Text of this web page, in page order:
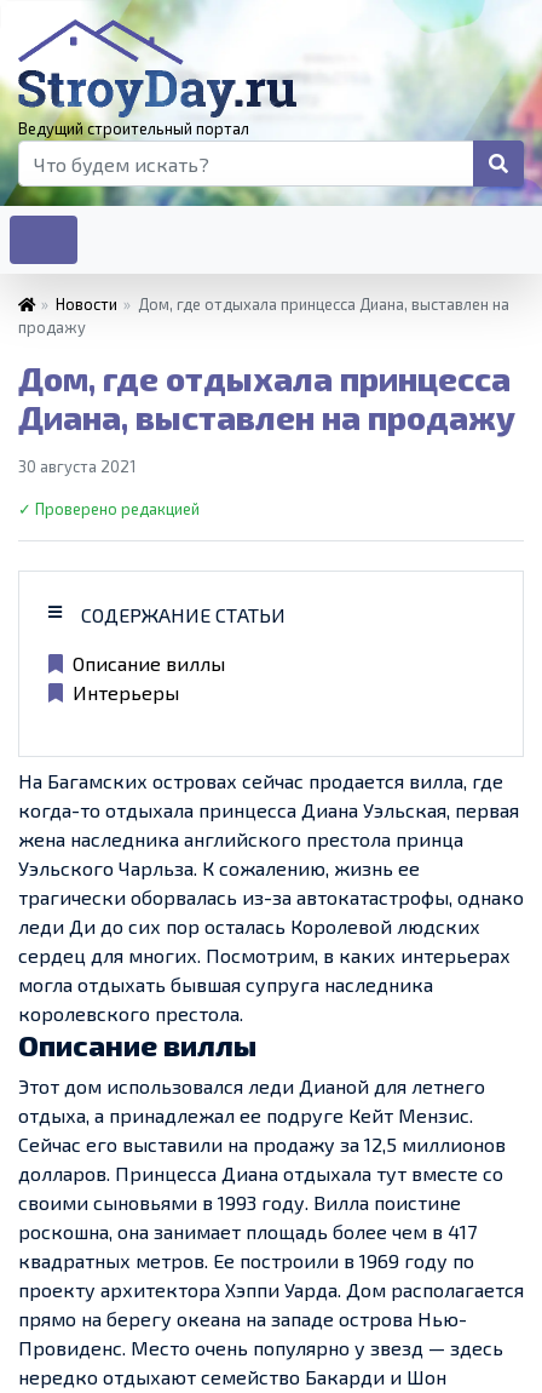
Ведущий строительный портал
» Новости » Дом, где отдыхала принцесса Диана, выставлен на
продажу
Дом, где отдыхала принцесса
Диана, выставлен на продажу
30 августа 2021
✓ Проверено редакцией
СОДЕРЖАНИЕ СТАТЬИ
Описание виллы
Интерьеры
На Багамских островах сейчас продается вилла, где
когда-то отдыхала принцесса Диана Уэльская, первая
жена наследника английского престола принца
Уэльского Чарльза. К сожалению, жизнь ее
трагически оборвалась из-за автокатастрофы, однако
леди Ди до сих пор осталась Королевой людских
сердец для многих. Посмотрим, в каких интерьерах
могла отдыхать бывшая супруга наследника
королевского престола.
Описание виллы
Этот дом использовался леди Дианой для летнего
отдыха, а принадлежал ее подруге Кейт Мензис.
Сейчас его выставили на продажу за 12,5 миллионов
долларов. Принцесса Диана отдыхала тут вместе со
своими сыновьями в 1993 году. Вилла поистине
роскошна, она занимает площадь более чем в 417
квадратных метров. Ее построили в 1969 году по
проекту архитектора Хэппи Уарда. Дом располагается
прямо на берегу океана на западе острова Нью-
Провиденс. Место очень популярно у звезд — здесь
нередко отдыхают семейство Бакарди и Шон